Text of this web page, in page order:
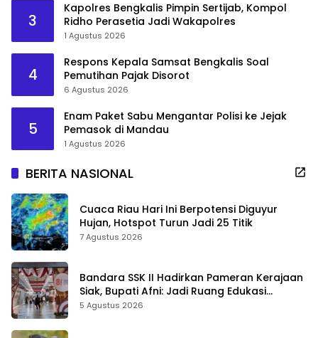
3
Kapolres Bengkalis Pimpin Sertijab, Kompol
Ridho Perasetia Jadi Wakapolres
1 Agustus 2026
4
Respons Kepala Samsat Bengkalis Soal
Pemutihan Pajak Disorot
6 Agustus 2026
5
Enam Paket Sabu Mengantar Polisi ke Jejak
Pemasok di Mandau
1 Agustus 2026
BERITA NASIONAL
Cuaca Riau Hari Ini Berpotensi Diguyur
Hujan, Hotspot Turun Jadi 25 Titik
7 Agustus 2026
Bandara SSK II Hadirkan Pameran Kerajaan
Siak, Bupati Afni: Jadi Ruang Edukasi
Sejarah Riau
5 Agustus 2026